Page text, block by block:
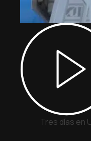
Tres días en